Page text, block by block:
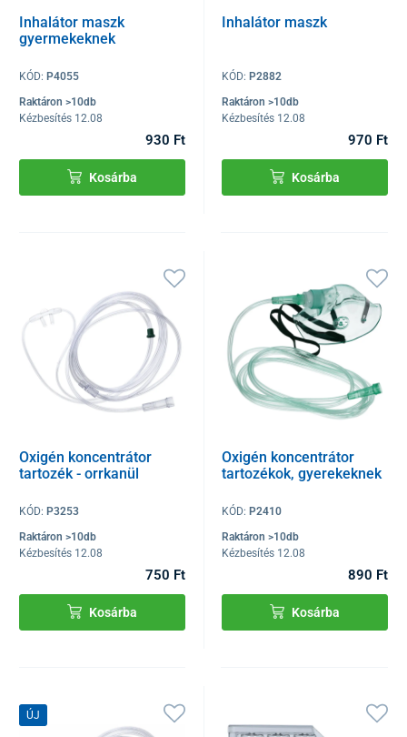
Inhalátor maszk
gyermekeknek
KÓD: P4055
Raktáron >10db
Kézbesítés 12.08
930 Ft
Kosárba
Inhalátor maszk
KÓD: P2882
Raktáron >10db
Kézbesítés 12.08
970 Ft
Kosárba
Oxigén koncentrátor
tartozék - orrkanül
KÓD: P3253
Raktáron >10db
Kézbesítés 12.08
750 Ft
Kosárba
Oxigén koncentrátor
tartozékok, gyerekeknek
KÓD: P2410
Raktáron >10db
Kézbesítés 12.08
890 Ft
Kosárba
ÚJ